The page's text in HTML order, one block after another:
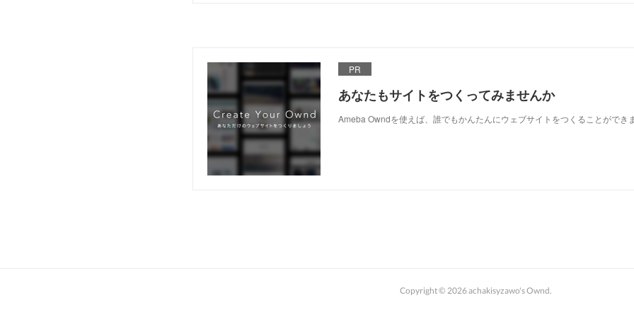
PR
あなたもサイトをつくってみませんか
Ameba Owndを使えば、誰でもかんたんにウェブサイトをつくることができ
Copyright © 2026achakisyzawo's Ownd.